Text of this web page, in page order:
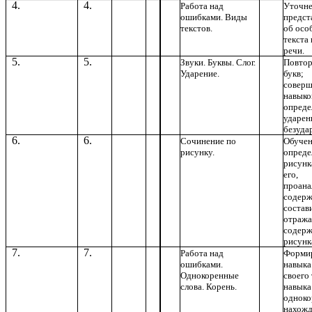
Работа над
ошибками. Виды
текстов.
об
речи.
Звуки. Буквы. Слог.
Ударение.
букв;
Сочинение по
рисунку.
его,
Работа над
ошибками.
Однокоренные
слова. Корень.
своего